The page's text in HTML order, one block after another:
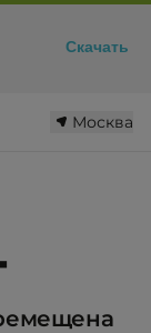
Москва
Скачать